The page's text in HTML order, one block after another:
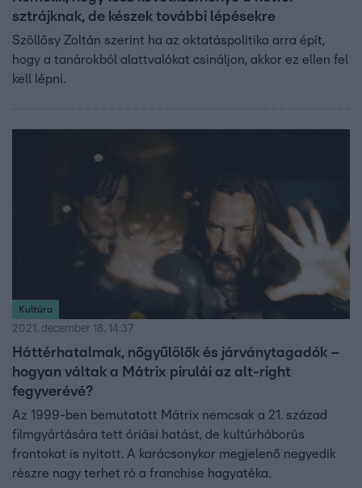
sztrájknak, de készek további lépésekre
Szöllősy Zoltán szerint ha az oktatáspolitika arra épít,
hogy a tanárokból alattvalókat csináljon, akkor ez ellen fel
kell lépni.
Kultúra
2021. december 18. 14:37
Háttérhatalmak, nőgyűlölők és járványtagadók –
hogyan váltak a Mátrix pirulái az alt-right
fegyverévé?
Az 1999-ben bemutatott Mátrix nemcsak a 21. század
filmgyártására tett óriási hatást, de kultúrháborús
frontokat is nyitott. A karácsonykor megjelenő negyedik
részre nagy terhet ró a franchise hagyatéka.